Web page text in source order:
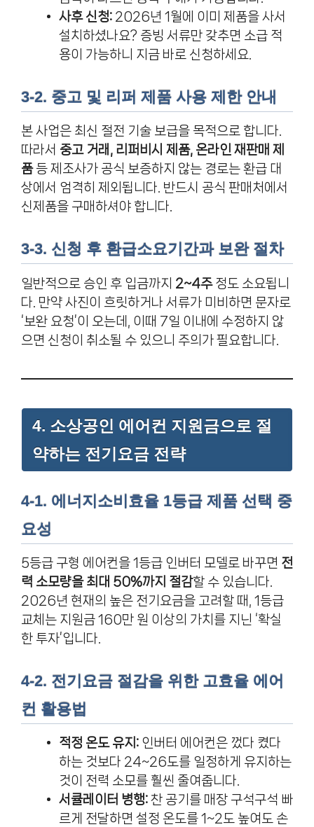
사후 신청: 2026년 1월에 이미 제품을 사서
설치하셨나요? 증빙 서류만 갖추면 소급 적
용이 가능하니 지금 바로 신청하세요.
3-2. 중고 및 리퍼 제품 사용 제한 안내
본 사업은 최신 절전 기술 보급을 목적으로 합니다.
따라서 중고 거래, 리퍼비시 제품, 온라인 재판매 제
품등 제조사가 공식 보증하지 않는 경로는 환급 대
상에서 엄격히 제외됩니다. 반드시 공식 판매처에서
신제품을 구매하셔야 합니다.
3-3. 신청 후 환급소요기간과 보완 절차
일반적으로 승인 후 입금까지 2~4주정도 소요됩니
다. 만약 사진이 흐릿하거나 서류가 미비하면 문자로
‘보완 요청’이 오는데, 이때 7일 이내에 수정하지 않
으면 신청이 취소될 수 있으니 주의가 필요합니다.
4. 소상공인 에어컨 지원금으로 절
약하는 전기요금 전략
4-1. 에너지소비효율 1등급 제품 선택 중
요성
5등급 구형 에어컨을 1등급 인버터 모델로 바꾸면 전
력 소모량을 최대 50%까지 절감할 수 있습니다.
2026년 현재의 높은 전기요금을 고려할 때, 1등급
교체는 지원금 160만 원 이상의 가치를 지닌 ‘확실
한 투자’입니다.
4-2. 전기요금 절감을 위한 고효율 에어
컨 활용법
적정 온도 유지: 인버터 에어컨은 껐다 켰다
하는 것보다 24~26도를 일정하게 유지하는
것이 전력 소모를 훨씬 줄여줍니다.
서큘레이터 병행: 찬 공기를 매장 구석구석 빠
르게 전달하면 설정 온도를 1~2도 높여도 손